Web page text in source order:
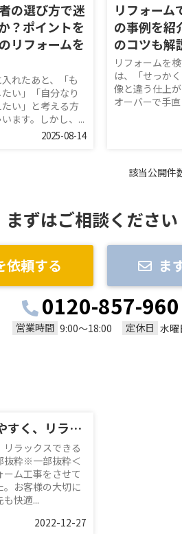
の選び方で迷
？ポイントを
リフォームを
れたあと、「も
い」「自分なり
い」と考える方
ます。しかし、...
2025-08-14
リフォーム
の事例を紹
のコツも解
リフォームを
は、「せっか
像と違う仕上
オーバーで手
該当公開件
まずはご相談ください
依頼する ま
0120-857-960
営業時間 9:00～18:00 定休日 水曜
全体リフォームで暮らしやすく、リラックスできる空間へ♪／柏市
ラックスできる
粋※一部抜粋＜
ム工事をさせて
。お客様の大切に
快適...
2022-12-27